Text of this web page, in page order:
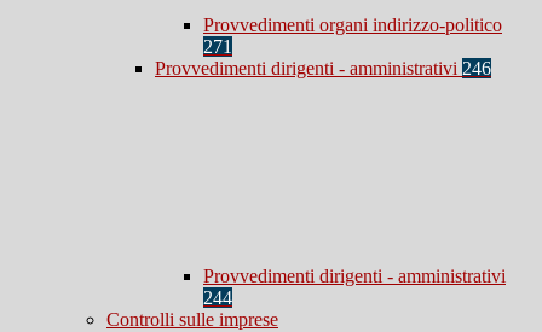
Provvedimenti organi indirizzo-politico
271
Provvedimenti dirigenti - amministrativi 246
Provvedimenti dirigenti - amministrativi
244
Controlli sulle imprese